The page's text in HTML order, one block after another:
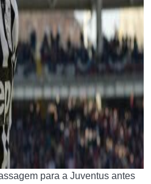
para a Juventus antes